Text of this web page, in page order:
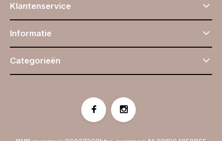
Klantenservice
Informatie
Categorieën